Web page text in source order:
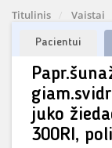
Titulinis Vaistai
Pacientui
juko
300RI,